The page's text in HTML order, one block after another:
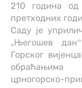
210 година
претходних
Саду је
„Његошев
Горског
обраћањима
црногорско-